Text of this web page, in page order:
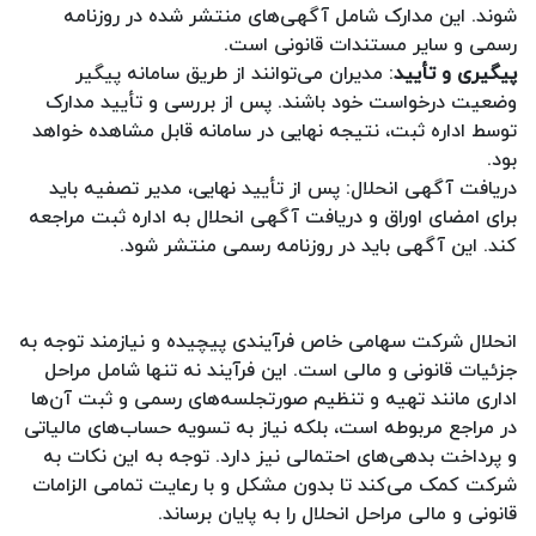
شوند. این مدارک شامل آگهی‌های منتشر شده در روزنامه
رسمی و سایر مستندات قانونی است.
پیگیری و تأیید: مدیران می‌توانند از طریق سامانه پیگیر
وضعیت درخواست خود باشند. پس از بررسی و تأیید مدارک
توسط اداره ثبت، نتیجه نهایی در سامانه قابل مشاهده خواهد
بود.
دریافت آگهی انحلال: پس از تأیید نهایی، مدیر تصفیه باید
برای امضای اوراق و دریافت آگهی انحلال به اداره ثبت مراجعه
کند. این آگهی باید در روزنامه رسمی منتشر شود.
انحلال شرکت سهامی خاص فرآیندی پیچیده و نیازمند توجه به
جزئیات قانونی و مالی است. این فرآیند نه تنها شامل مراحل
اداری مانند تهیه و تنظیم صورتجلسه‌های رسمی و ثبت آن‌ها
در مراجع مربوطه است، بلکه نیاز به تسویه حساب‌های مالیاتی
و پرداخت بدهی‌های احتمالی نیز دارد. توجه به این نکات به
شرکت کمک می‌کند تا بدون مشکل و با رعایت تمامی الزامات
قانونی و مالی مراحل انحلال را به پایان برساند.